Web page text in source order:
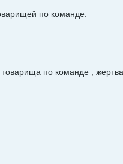
по команде.
по команде ;